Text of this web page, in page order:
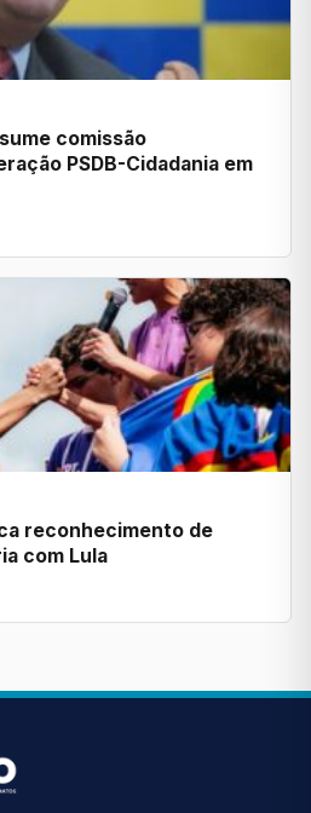
comissão
PSDB-Cidadania em
reconhecimento de
com Lula